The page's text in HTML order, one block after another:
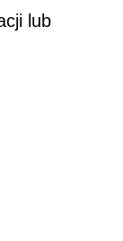
lub